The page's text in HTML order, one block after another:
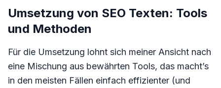
Umsetzung von SEO Texten: Tools
und Methoden
Für die Umsetzung lohnt sich meiner Ansicht nach
eine Mischung aus bewährten Tools, das macht’s
in den meisten Fällen einfach effizienter (und